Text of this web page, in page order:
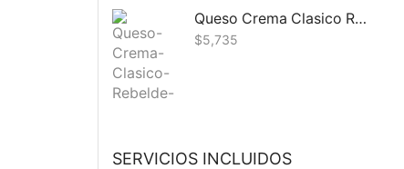
Queso Crema Clasico Rebelde 280g
$5,735
SERVICIOS INCLUIDOS